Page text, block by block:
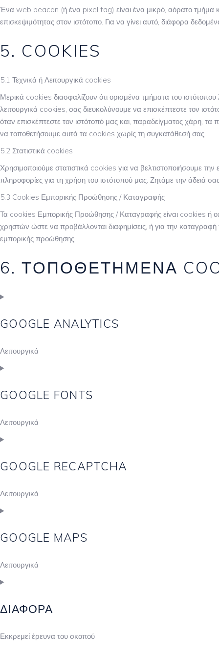
Ένα web beacon (ή ένα pixel tag) είναι ένα μικρό, αόρατο τμήμα
επισκεψιμότητας στον ιστότοπο. Για να γίνει αυτό, διάφορα
5. COOKIES
5.1 Τεχνικά ή Λειτουργικά cookies
Μερικά cookies διασφαλίζουν ότι ορισμένα τμήματα του
λειτουργικά cookies, σας διευκολύνουμε να επισκέπτεστε τον
όταν επισκέπτεστε τον ιστότοπό μας και, παραδείγματος χάρη,
να τοποθετήσουμε αυτά τα cookies χωρίς τη συγκατάθεσή σας.
5.2 Στατιστικά cookies
Χρησιμοποιούμε στατιστικά cookies για να βελτιστοποιήσουμε
πληροφορίες για τη χρήση του ιστότοπού μας. Ζητάμε την άδειά
5.3 Cookies Εμπορικής Προώθησης / Καταγραφής
Τα cookies Εμπορικής Προώθησης / Καταγραφής είναι cookies ή
χρηστών ώστε να προβάλλονται διαφημίσεις, ή για την
εμπορικής προώθησης.
6. ΤΟΠΟΘΕΤΗΜΈΝΑ
GOOGLE ANALYTICS
Λειτουργικά
GOOGLE FONTS
Λειτουργικά
GOOGLE RECAPTCHA
Λειτουργικά
GOOGLE MAPS
Λειτουργικά
ΔΙΆΦΟΡΑ
Εκκρεμεί έρευνα του σκοπού